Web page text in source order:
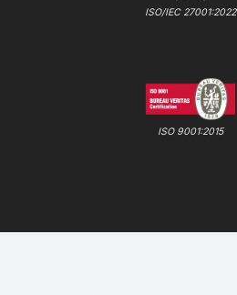
ISO/IEC 27001:2022
ISO 9001:2015